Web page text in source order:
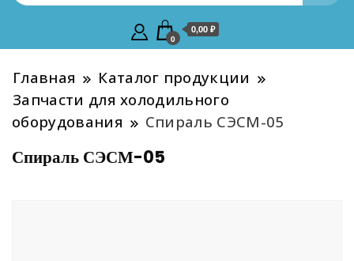
0
0,00 ₽
Главная
Каталог продукции
Запчасти для холодильного
оборудования
Спираль СЭСМ-05
Спираль СЭСМ-05